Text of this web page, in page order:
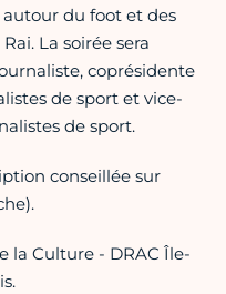
autour du foot et des
La soirée sera
coprésidente
de sport et vice-
de sport.
conseillée sur
la Culture - DRAC Île-